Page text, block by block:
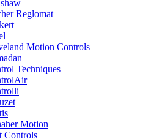
Reglomat
Motion Controls
Techniques
Motion
Controls